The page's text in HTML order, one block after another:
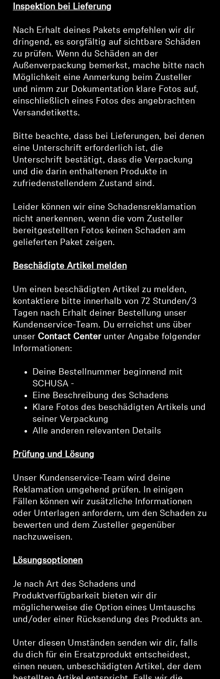
Inspektion bei Lieferung
Nach Erhalt deines Pakets empfehlen wir dir
dringend, es sorgfältig auf sichtbare Schäden
zu prüfen. Wenn du Schäden an der
Außenverpackung bemerkst, mache bitte nach
Möglichkeit eine Anmerkung beim Zusteller
und nimm zur Dokumentation klare Fotos auf,
einschließlich eines Fotos des angebrachten
Versandetiketts.
Bitte beachte, dass bei Lieferungen, bei denen
eine Unterschrift erforderlich ist, die
Unterschrift bestätigt, dass die Verpackung
und die darin enthaltenen Produkte in
zufriedenstellendem Zustand sind.
Leider können wir eine Schadensreklamation
nicht anerkennen, wenn die vom Zusteller
bereitgestellten Fotos keinen Schaden am
gelieferten Paket zeigen.
Beschädigte Artikel melden
Um einen beschädigten Artikel zu melden,
kontaktiere bitte innerhalb von 72 Stunden/3
Tagen nach Erhalt deiner Bestellung unser
Kundenservice-Team. Du erreichst uns über
unser Contact Centerunter Angabe folgender
Informationen:
Deine Bestellnummer beginnend mit
SCHUSA -
Eine Beschreibung des Schadens
Klare Fotos des beschädigten Artikels und
seiner Verpackung
Alle anderen relevanten Details
Prüfung und Lösung
Unser Kundenservice-Team wird deine
Reklamation umgehend prüfen. In einigen
Fällen können wir zusätzliche Informationen
oder Unterlagen anfordern, um den Schaden zu
bewerten und dem Zusteller gegenüber
nachzuweisen.
Lösungsoptionen
Je nach Art des Schadens und
Produktverfügbarkeit bieten wir dir
möglicherweise die Option eines Umtauschs
und/oder einer Rücksendung des Produkts an.
Unter diesen Umständen senden wir dir, falls
du dich für ein Ersatzprodukt entscheidest,
einen neuen, unbeschädigten Artikel, der dem
Anmeldung erforderlich
Melden Sie sich bei Ihrem Konto an, um
Produkte zu Ihrer Wunschliste hinzuzufügen und
Ihre zuvor gespeicherten Artikel anzuzeigen.
Login